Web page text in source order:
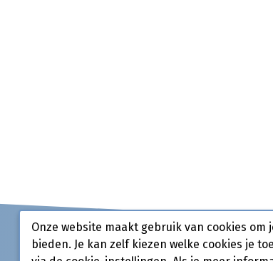
Onze website maakt gebruik van cookies
bieden. Je kan zelf kiezen welke cookies je